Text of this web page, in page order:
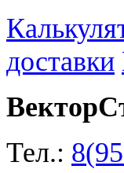
доставки
Тел.: